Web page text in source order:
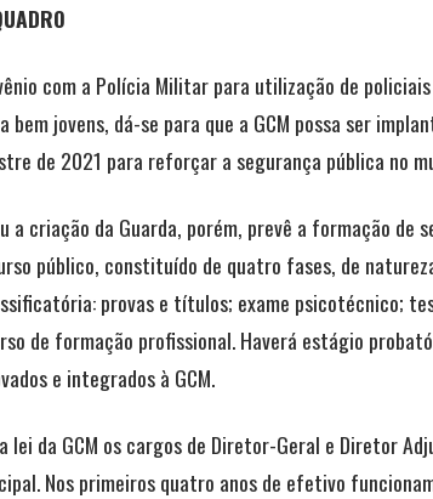
com a Polícia Militar para utilização de
bem jovens, dá-se para que a GCM possa ser
de 2021 para reforçar a segurança pública no
a criação da Guarda, porém, prevê a formação de
público, constituído de quatro fases, de
provas e títulos; exame psicotécnico;
de formação profissional. Haverá estágio
e integrados à GCM.
lei da GCM os cargos de Diretor-Geral e Diretor
Nos primeiros quatro anos de efetivo